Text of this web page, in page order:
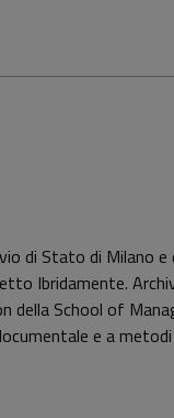
di Stato di
Ibridamente.
School of
e a